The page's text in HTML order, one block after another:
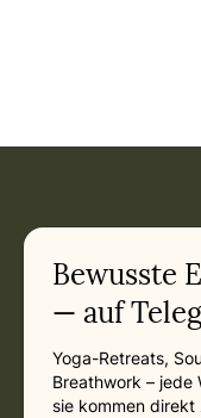
Bewusste
— auf
Yoga-Retreats,
Breathwork – jede
sie kommen direkt